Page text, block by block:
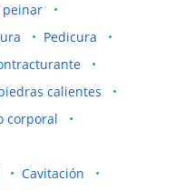
peinar
Pedicura
calientes
corporal
Cavitación